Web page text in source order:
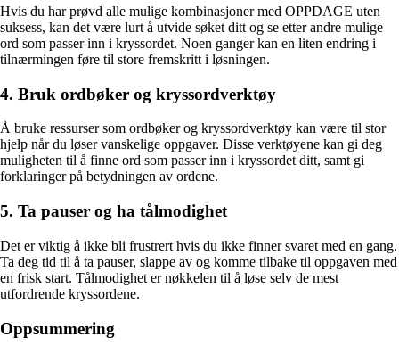
Hvis du har prøvd alle mulige kombinasjoner med OPPDAGE uten
suksess, kan det være lurt å utvide søket ditt og se etter andre mulige
ord som passer inn i kryssordet. Noen ganger kan en liten endring i
tilnærmingen føre til store fremskritt i løsningen.
4. Bruk ordbøker og kryssordverktøy
Å bruke ressurser som ordbøker og kryssordverktøy kan være til stor
hjelp når du løser vanskelige oppgaver. Disse verktøyene kan gi deg
muligheten til å finne ord som passer inn i kryssordet ditt, samt gi
forklaringer på betydningen av ordene.
5. Ta pauser og ha tålmodighet
Det er viktig å ikke bli frustrert hvis du ikke finner svaret med en gang.
Ta deg tid til å ta pauser, slappe av og komme tilbake til oppgaven med
en frisk start. Tålmodighet er nøkkelen til å løse selv de mest
utfordrende kryssordene.
Oppsummering